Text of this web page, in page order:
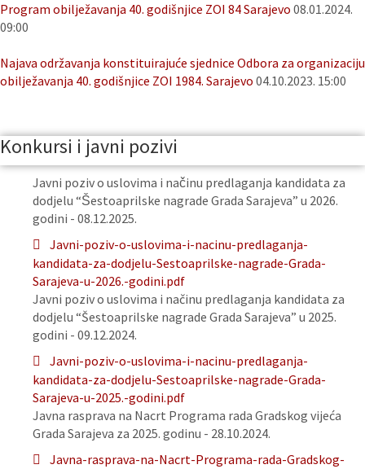
Program obilježavanja 40. godišnjice ZOI 84 Sarajevo 08.01.2024.
09:00
Najava održavanja konstituirajuće sjednice Odbora za organizaciju
obilježavanja 40. godišnjice ZOI 1984. Sarajevo 04.10.2023. 15:00
Konkursi i javni pozivi
Javni poziv o uslovima i načinu predlaganja kandidata za
dodjelu “Šestoaprilske nagrade Grada Sarajeva” u 2026.
godini - 08.12.2025.
Javni-poziv-o-uslovima-i-nacinu-predlaganja-
kandidata-za-dodjelu-Sestoaprilske-nagrade-Grada-
Sarajeva-u-2026.-godini.pdf
Javni poziv o uslovima i načinu predlaganja kandidata za
dodjelu “Šestoaprilske nagrade Grada Sarajeva” u 2025.
godini - 09.12.2024.
Javni-poziv-o-uslovima-i-nacinu-predlaganja-
kandidata-za-dodjelu-Sestoaprilske-nagrade-Grada-
Sarajeva-u-2025.-godini.pdf
Javna rasprava na Nacrt Programa rada Gradskog vijeća
Grada Sarajeva za 2025. godinu - 28.10.2024.
Javna-rasprava-na-Nacrt-Programa-rada-Gradskog-